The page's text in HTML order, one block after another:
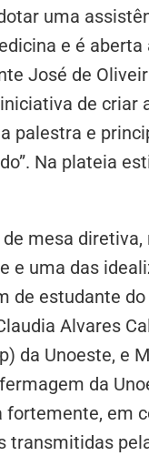
uma
e é
José de
de criar
palestra e
Na plateia
mesa
e uma das
de estudante
Alvares
da Unoeste, e
da
fortemente, em
transmitidas